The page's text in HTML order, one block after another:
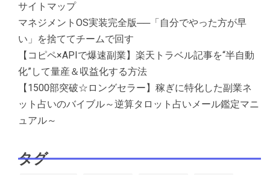
サイトマップ
マネジメントOS実装完全版──「自分でやった方が早
い」を捨ててチームで回す
【コピペ×APIで爆速副業】楽天トラベル記事を“半自動
化”して量産＆収益化する方法
【1500部突破☆ロングセラー】稼ぎに特化した副業ネ
ット占いのバイブル～逆算タロット占いメール鑑定マニ
ュアル～
タグ